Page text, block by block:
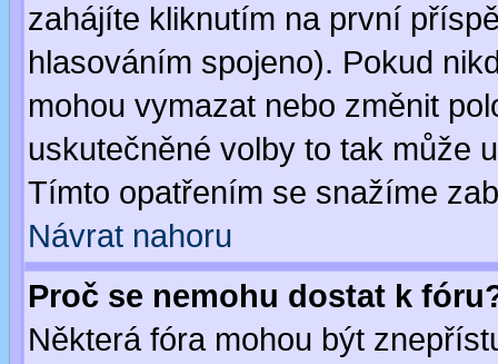
zahájíte kliknutím na první
hlasováním spojeno). Pokud
mohou vymazat nebo změnit
uskutečněné volby to tak může
Tímto opatřením se snažíme
Návrat nahoru
Proč se nemohu dostat k
Některá fóra mohou být